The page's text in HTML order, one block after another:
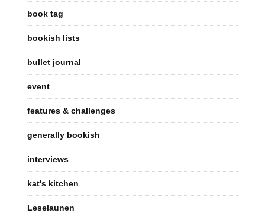
book tag
bookish lists
bullet journal
event
features & challenges
generally bookish
interviews
kat's kitchen
Leselaunen